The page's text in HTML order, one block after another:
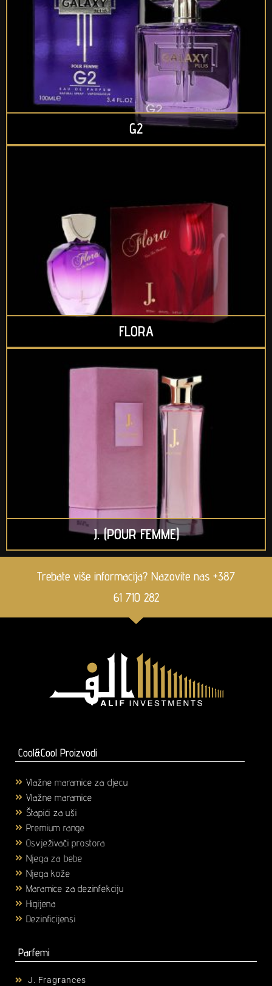
G2
FLORA
J. (POUR FEMME)
Trebate više informacija? Nazovite nas +387
61 710 282
Cool&Cool Proizvodi
Vlažne maramice za djecu
Vlažne maramice
Štapići za uši
Premium range
Osvježivači prostora
Njega za bebe
Njega kože
Maramice za dezinfekciju
Higijena
Dezinficijensi
Parfemi
J. Fragrances